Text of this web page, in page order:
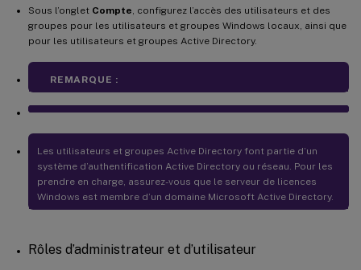
Sous l’onglet Compte, configurez l’accès des utilisateurs et des
groupes pour les utilisateurs et groupes Windows locaux, ainsi que
pour les utilisateurs et groupes Active Directory.
REMARQUE :
Les utilisateurs et groupes Active Directory font partie d’un
système d’authentification Active Directory ou réseau. Pour les
prendre en charge, assurez-vous que le serveur de licences
Windows est membre d’un domaine Microsoft Active Directory.
Rôles d’administrateur et d’utilisateur